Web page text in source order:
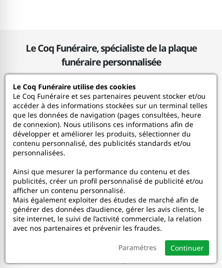
Le Coq Funéraire, spécialiste de la plaque
funéraire personnalisée
Le Coq Funéraire
Nos services
Mon Compte
Aide
A propos
Le Coq Funéraire utilise des cookies
Le Coq Funéraire et ses partenaires peuvent stocker et/ou
accéder à des informations stockées sur un terminal telles
que les données de navigation (pages consultées, heure
de connexion). Nous utilisons ces informations afin de
développer et améliorer les produits, sélectionner du
contenu personnalisé, des publicités standards et/ou
personnalisées.
Ainsi que mesurer la performance du contenu et des
publicités, créer un profil personnalisé de publicité et/ou
afficher un contenu personnalisé.
Mais également exploiter des études de marché afin de
générer des données d’audience, gérer les avis clients, le
site internet, le suivi de l’activité commerciale, la relation
avec nos partenaires et prévenir les fraudes.
Continuer
Paramétres